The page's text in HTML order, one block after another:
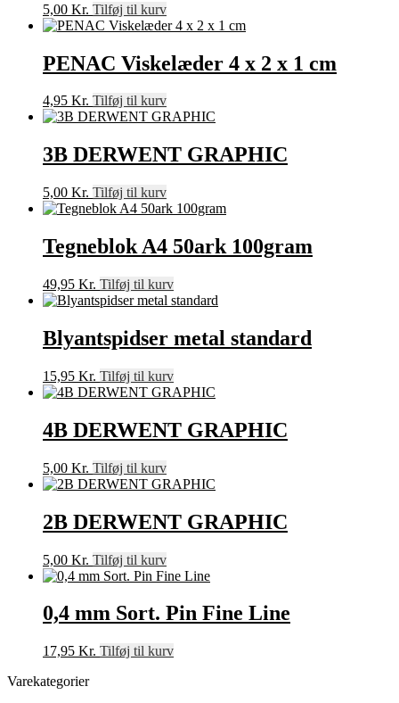
5,00 Kr. Tilføj til kurv
PENAC Viskelæder 4 x 2 x 1 cm
4,95 Kr. Tilføj til kurv
3B DERWENT GRAPHIC
5,00 Kr. Tilføj til kurv
Tegneblok A4 50ark 100gram
49,95 Kr. Tilføj til kurv
Blyantspidser metal standard
15,95 Kr. Tilføj til kurv
4B DERWENT GRAPHIC
5,00 Kr. Tilføj til kurv
2B DERWENT GRAPHIC
5,00 Kr. Tilføj til kurv
0,4 mm Sort. Pin Fine Line
17,95 Kr. Tilføj til kurv
Varekategorier